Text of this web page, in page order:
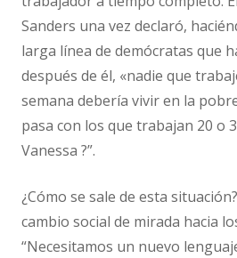
Sanders una vez declaró,
larga línea de demócratas que
después de él, «nadie que
semana debería vivir en la
pasa con los que trabajan 20 o
Vanessa ?”.
¿Cómo se sale de esta
cambio social de mirada hacia
“Necesitamos un nuevo